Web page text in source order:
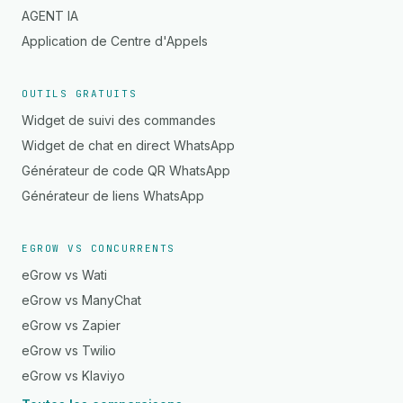
AGENT IA
Application de Centre d'Appels
OUTILS GRATUITS
Widget de suivi des commandes
Widget de chat en direct WhatsApp
Générateur de code QR WhatsApp
Générateur de liens WhatsApp
EGROW VS CONCURRENTS
eGrow vs Wati
eGrow vs ManyChat
eGrow vs Zapier
eGrow vs Twilio
eGrow vs Klaviyo